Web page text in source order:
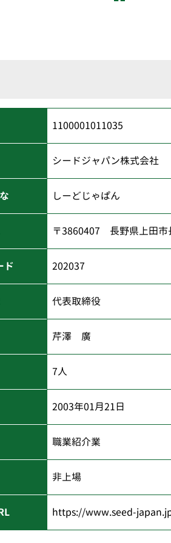
1100001011035
シードジャパン株式会社
しーどじゃぱん
〒3860407 長野県上田
ド 202037
代表取締役
芹澤 廣
7人
2003年01月21日
職業紹介業
非上場
https://www.seed-